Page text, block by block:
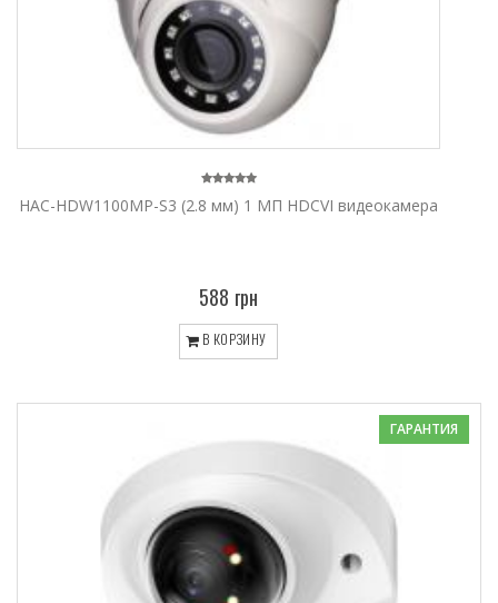
HAC-HDW1100MP-S3 (2.8 мм) 1 МП HDCVI видеокамера
588 грн
В КОРЗИНУ
ГАРАНТИЯ